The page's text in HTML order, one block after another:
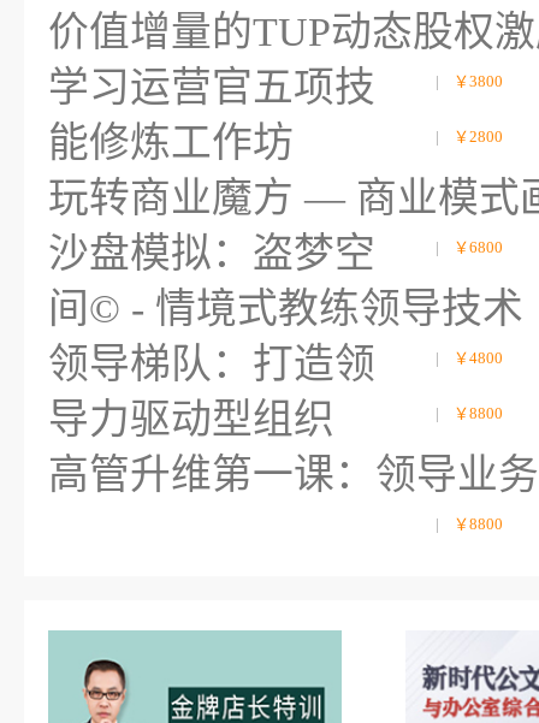
价值增量的TUP动态股权
| ￥3800
学习运营官五项技
能修炼工作坊
| ￥2800
玩转商业魔方 — 商业模式
| ￥6800
沙盘模拟：盗梦空
间© - 情境式教练领导技术
| ￥4800
领导梯队：打造领
导力驱动型组织
| ￥8800
高管升维第一课：领导业
| ￥8800